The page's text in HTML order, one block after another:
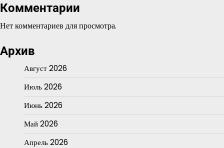
Комментарии
Нет комментариев для просмотра.
Архив
Август 2026
Июль 2026
Июнь 2026
Май 2026
Апрель 2026